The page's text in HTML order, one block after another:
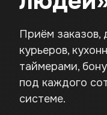
Приём заказов,
курьеров,
таймерами,
под каждого
системе.